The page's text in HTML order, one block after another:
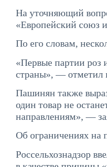
На уточняющий
«Европейский союз
По его словам,
«Первые партии роз
страны», — отметил
Пашинян также
один товар не
направлениям», —
Об ограничениях на
Россельхознадзор